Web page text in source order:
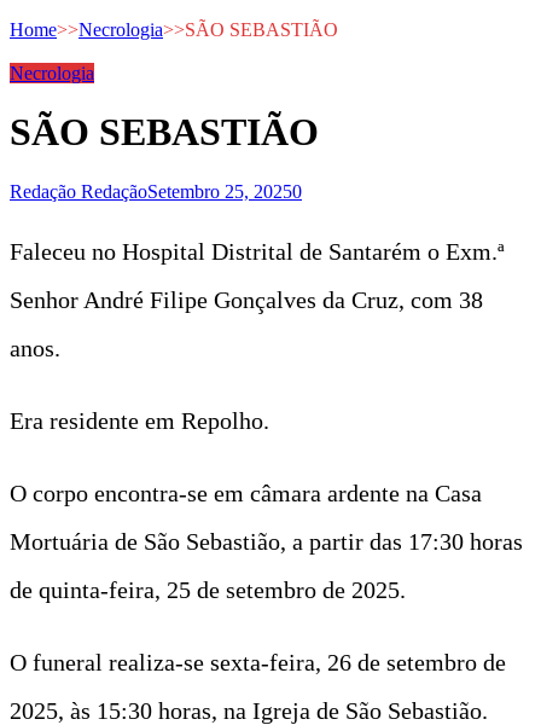
Home>>Necrologia>>SÃO SEBASTIÃO
Necrologia
SÃO SEBASTIÃO
Redação RedaçãoSetembro 25, 20250
Faleceu no Hospital Distrital de Santarém o Exm.ª
Senhor André Filipe Gonçalves da Cruz, com 38
anos.
Era residente em Repolho.
O corpo encontra-se em câmara ardente na Casa
Mortuária de São Sebastião, a partir das 17:30 horas
de quinta-feira, 25 de setembro de 2025.
O funeral realiza-se sexta-feira, 26 de setembro de
2025, às 15:30 horas, na Igreja de São Sebastião.